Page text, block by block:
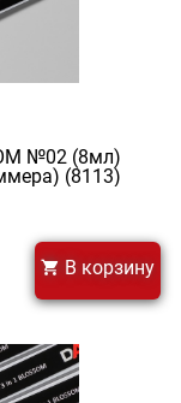
№02 (8мл)
(8113)
В корзину